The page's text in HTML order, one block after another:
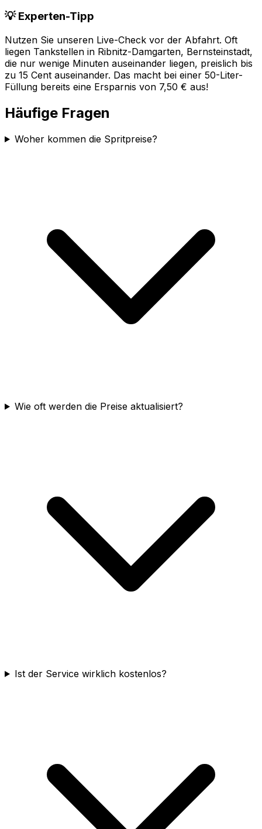
💡 Experten-Tipp
Nutzen Sie unseren Live-Check vor der Abfahrt. Oft
liegen Tankstellen in Ribnitz-Damgarten, Bernsteinstadt,
die nur wenige Minuten auseinander liegen, preislich bis
zu 15 Cent auseinander. Das macht bei einer 50-Liter-
Füllung bereits eine Ersparnis von 7,50 € aus!
Häufige Fragen
Woher kommen die Spritpreise?
Wie oft werden die Preise aktualisiert?
Ist der Service wirklich kostenlos?